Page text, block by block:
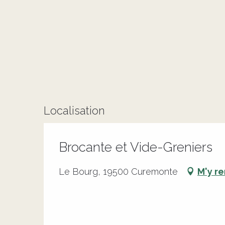
Localisation
Brocante et Vide-Greniers
Le Bourg, 19500 Curemonte M'y